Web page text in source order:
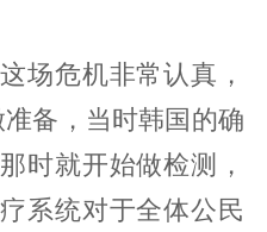
场危机非常认真，
备，当时韩国的确
时就开始做检测，
系统对于全体公民